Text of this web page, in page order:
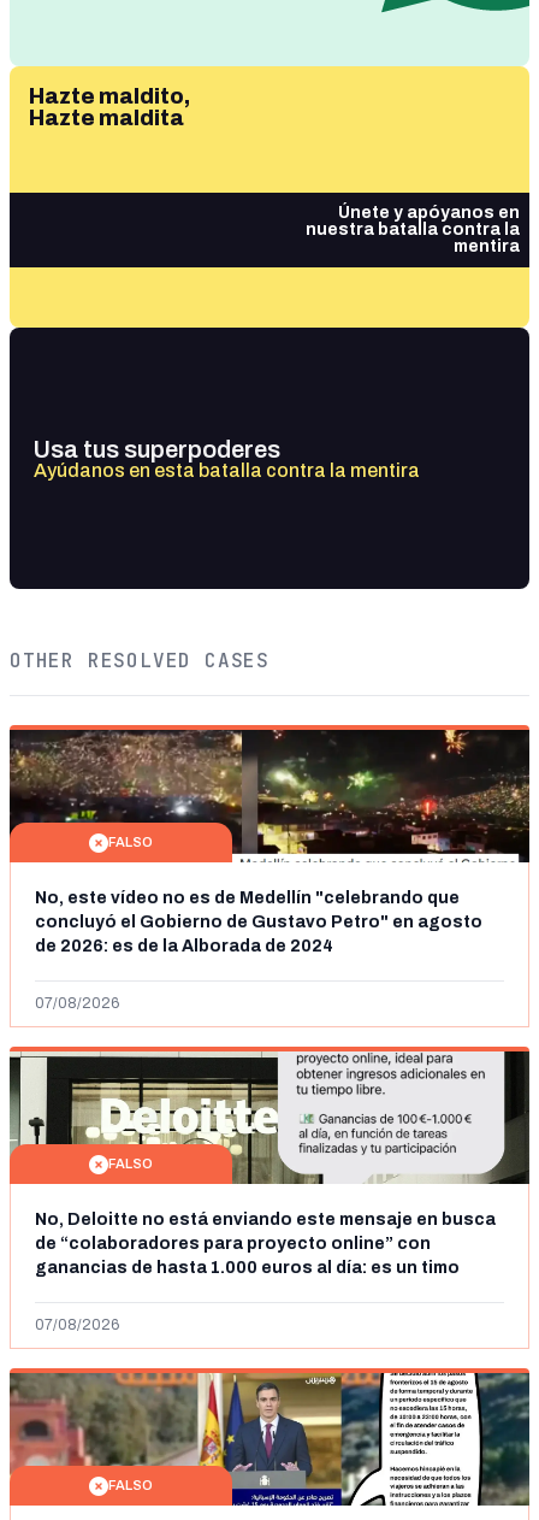
Hazte maldito,
Hazte maldita
Únete y apóyanos en
nuestra batalla contra la
mentira
Usa tus superpoderes
Ayúdanos en esta batalla contra la mentira
OTHER RESOLVED CASES
FALSO
No, este vídeo no es de Medellín "celebrando que
concluyó el Gobierno de Gustavo Petro" en agosto
de 2026: es de la Alborada de 2024
07/08/2026
FALSO
No, Deloitte no está enviando este mensaje en busca
de “colaboradores para proyecto online” con
ganancias de hasta 1.000 euros al día: es un timo
07/08/2026
FALSO